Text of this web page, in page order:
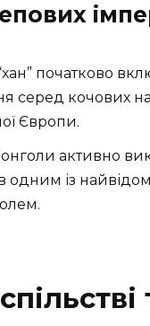
початково
кочових
Європи.
активно
одним із